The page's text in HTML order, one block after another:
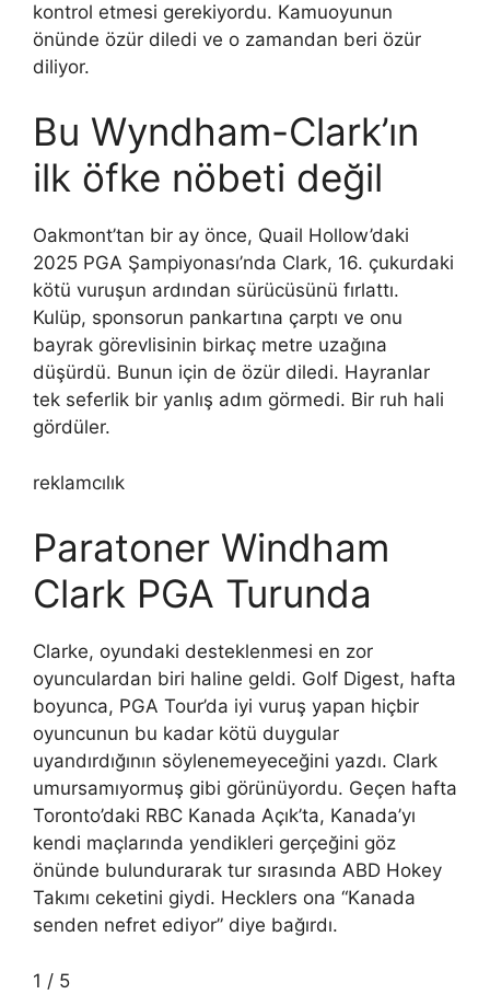
kontrol etmesi gerekiyordu. Kamuoyunun
önünde özür diledi ve o zamandan beri özür
diliyor.
Bu Wyndham-Clark’ın
ilk öfke nöbeti değil
Oakmont’tan bir ay önce, Quail Hollow’daki
2025 PGA Şampiyonası’nda Clark, 16. çukurdaki
kötü vuruşun ardından sürücüsünü fırlattı.
Kulüp, sponsorun pankartına çarptı ve onu
bayrak görevlisinin birkaç metre uzağına
düşürdü. Bunun için de özür diledi. Hayranlar
tek seferlik bir yanlış adım görmedi. Bir ruh hali
gördüler.
reklamcılık
Paratoner Windham
Clark PGA Turunda
Clarke, oyundaki desteklenmesi en zor
oyunculardan biri haline geldi. Golf Digest, hafta
boyunca, PGA Tour’da iyi vuruş yapan hiçbir
oyuncunun bu kadar kötü duygular
uyandırdığının söylenemeyeceğini yazdı. Clark
umursamıyormuş gibi görünüyordu. Geçen hafta
Toronto’daki RBC Kanada Açık’ta, Kanada’yı
kendi maçlarında yendikleri gerçeğini göz
önünde bulundurarak tur sırasında ABD Hokey
Takımı ceketini giydi. Hecklers ona “Kanada
senden nefret ediyor” diye bağırdı.
1 / 5